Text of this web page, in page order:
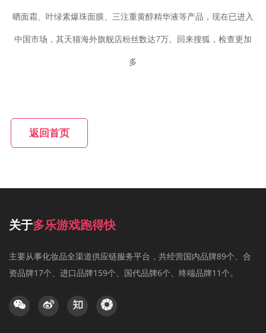
晒面霜、叶绿素爆珠面膜、三注重黄醇精华液等产品，现在已进入
中国市场，其天猫海外旗舰店粉丝数达7万。回来搜狐，检查更加
多
返回首页
关于多乐游戏跑得快
主要从事化妆品全渠道供应链服务平台，共经营国内品牌89个、合
资品牌17个、进口品牌159个、国代品牌6个、终端品牌11个。